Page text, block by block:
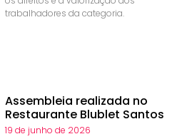
trabalhadores da categoria.
Assembleia realizada no
Restaurante Blublet Santos
19 de junho de 2026